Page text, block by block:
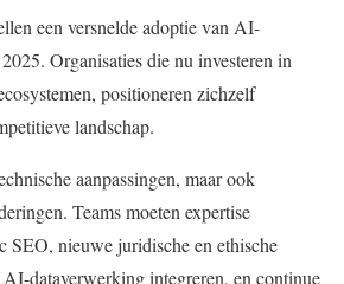
een versnelde adoptie van AI-
Organisaties die nu investeren in
positioneren zichzelf
landschap.
aanpassingen, maar ook
Teams moeten expertise
nieuwe juridische en ethische
dataverwerking integreren, en continue